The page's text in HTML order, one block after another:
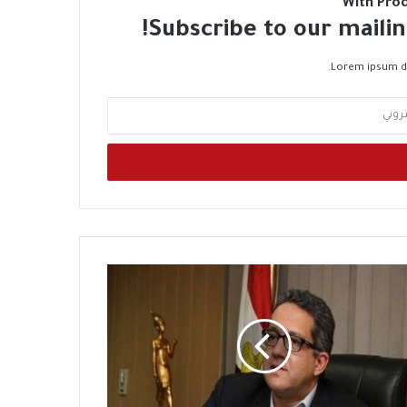
With
Subscribe to our
Lorem ipsum